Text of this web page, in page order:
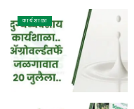
कार्यशाळा